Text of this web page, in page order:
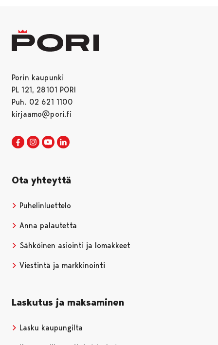
Porin kaupunki
PL 121, 28101 PORI
Puh. 02 621 1100
kirjaamo@pori.fi
Porin kaupunki Facebookissa
Avautuu uudessa välilehdessä
Porin kaupunki Instagramissa
Avautuu uudessa välilehdessä
Porin kaupunki Youtubessa
Avautuu uudessa välilehdessä
Ota yhteyttä
Puhelinluettelo
Anna palautetta
Sähköinen asiointi ja lomakkeet
Viestintä ja markkinointi
Laskutus ja maksaminen
Lasku kaupungilta